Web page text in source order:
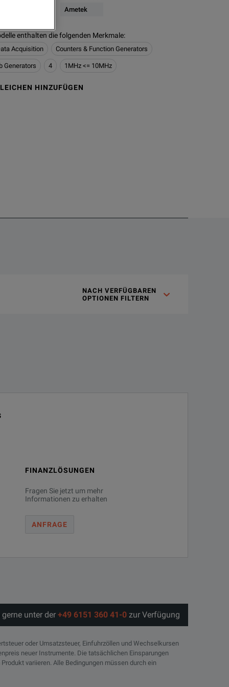
Ametek
enthalten die folgenden Merkmale:
Acquisition Counters & Function Generators
Generators 4 1MHz <= 10MHz
HINZUFÜGEN
NACH VERFÜGBAREN
OPTIONEN FILTERN
FINANZLÖSUNGEN
Fragen Sie jetzt um mehr
Informationen zu erhalten
ANFRAGE
unter der +49 6151 360 41-0 zur Verfügung
oder Umsatzsteuer, Einfuhrzöllen und Wechselkursen
neuer Instrumente. Die tatsächlichen Einsparungen
variieren. Alle Bedingungen müssen durch ein